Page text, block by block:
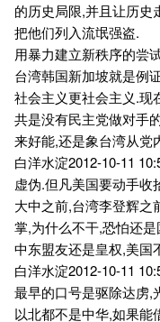
的历史局限,并且让历史
把他们列入流氓强盗.
用暴力建立新秩序的尝
台湾韩国新加坡就是例
社会主义更社会主义.现
共是没有民主党做对手
来好能,还是象台湾从党
白洋水淀2012-10-11
虚伪.但凡美国要动手收
大中之前,台湾李登辉之
掌,为什么不干,恐怕还
中东盟友还是皇权,美国
白洋水淀2012-10-11
最早的口号是驱除达虏,
以北都不是中华,如果能